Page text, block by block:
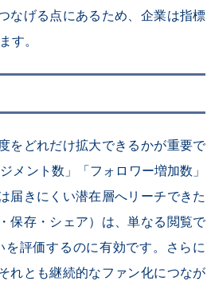
なげる点にあるため、企業は指標
す。
をどれだけ拡大できるかが重要で
メント数」「フォロワー増加数」
届きにくい潜在層へリーチできた
保存・シェア）は、単なる閲覧で
評価するのに有効です。さらに
れとも継続的なファン化につなが